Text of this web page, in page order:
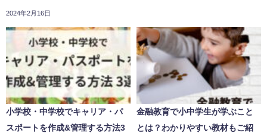
2024年2月16日
小学校・中学校でキャリア・パ
スポートを作成&管理する方法3
金融教育で小中学生が学ぶこと
とは？わかりやすい教材もご紹